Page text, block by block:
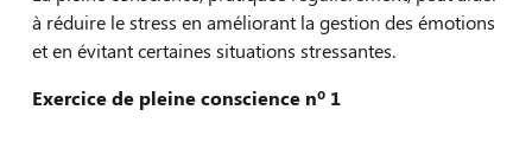
à réduire le stress en améliorant la gestion des émotions
et en évitant certaines situations stressantes.
Exercice de pleine conscience nº 1